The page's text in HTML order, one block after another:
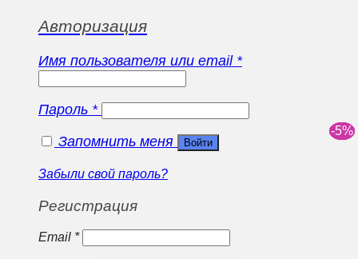
Авторизация
Имя пользователя или email *
Пароль *
Запомнить меня
Войти
Забыли свой пароль?
Регистрация
Email *